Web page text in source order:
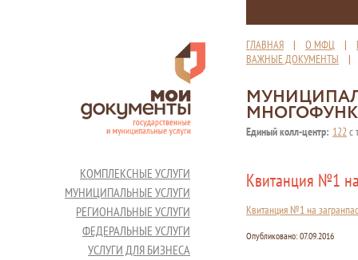
ГЛАВНАЯ | О МФЦ |
ВАЖНЫЕ ДОКУМЕНТЫ
Единый колл-центр: 122с
КОМПЛЕКСНЫЕ УСЛУГИ
МУНИЦИПАЛЬНЫЕ УСЛУГИ
РЕГИОНАЛЬНЫЕ УСЛУГИ
ФЕДЕРАЛЬНЫЕ УСЛУГИ
УСЛУГИ ДЛЯ БИЗНЕСА
Квитанция №1 на
Квитанция №1 на
Опубликовано: 07.09.2016